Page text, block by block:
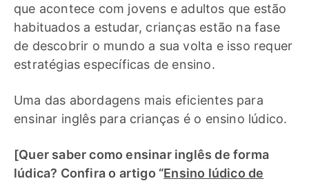
que acontece com jovens e adultos que estão
habituados a estudar, crianças estão na fase
de descobrir o mundo a sua volta e isso requer
estratégias específicas de ensino.
Uma das abordagens mais eficientes para
ensinar inglês para crianças é o ensino lúdico.
[Quer saber como ensinar inglês de forma
lúdica? Confira o artigo “Ensino lúdico de